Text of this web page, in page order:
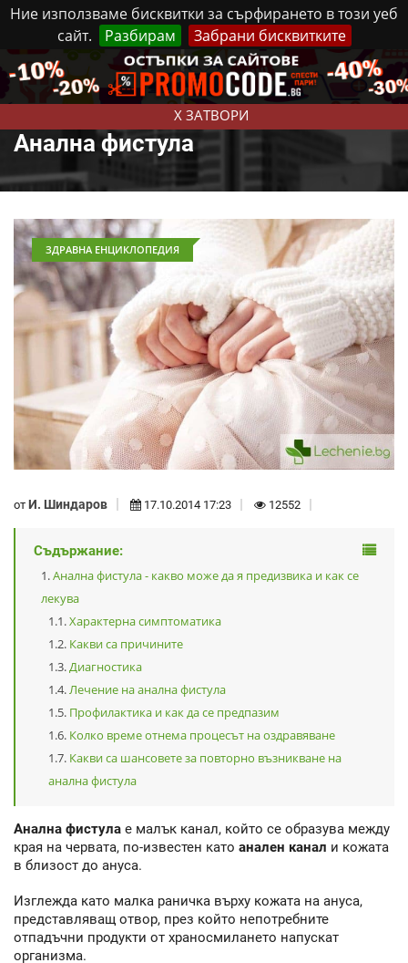
Ние използваме бисквитки за сърфирането в този уеб
сайт.
Разбирам Забрани бисквитките
X ЗАТВОРИ
Четвъртък, 6 Август, 2026 Реклама Контакти
Анална фистула
ЗДРАВНА ЕНЦИКЛОПЕДИЯ
от И. Шиндаров 17.10.2014 17:23 12552
Съдържание:
Анална фистула - какво може да я предизвика и как се
лекува
Характерна симптоматика
Какви са причините
Диагностика
Лечение на анална фистула
Профилактика и как да се предпазим
Колко време отнема процесът на оздравяване
Какви са шансовете за повторно възникване на
анална фистула
Анална фистула е малък канал, който се образува между
края на червата, по-известен като анален канал и кожата
в близост до ануса.
Изглежда като малка раничка върху кожата на ануса,
представляващ отвор, през който непотребните
отпадъчни продукти от храносмилането напускат
организма.